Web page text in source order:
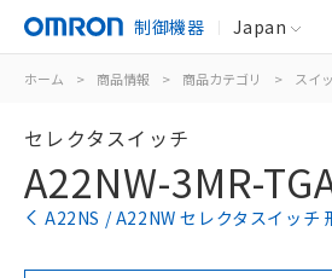
制御機器 Japan
ホーム > 商品情報 > 商品カテゴリ > スイ
セレクタスイッチ
A22NW-3MR-
A22NS / A22NW セレクタスイッチ